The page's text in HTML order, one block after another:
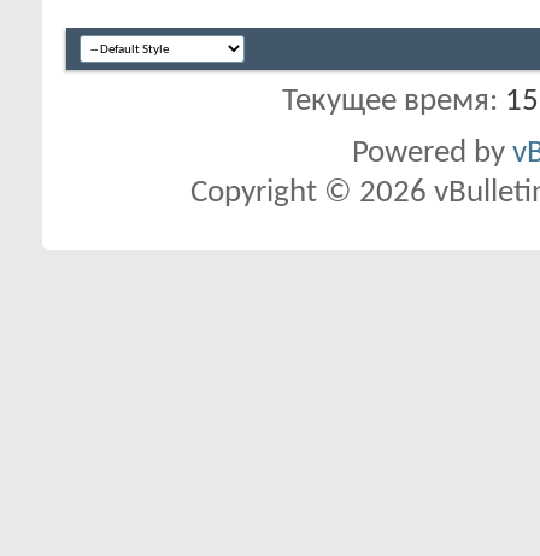
Текущее время:
Powered by
Copyright © 2026